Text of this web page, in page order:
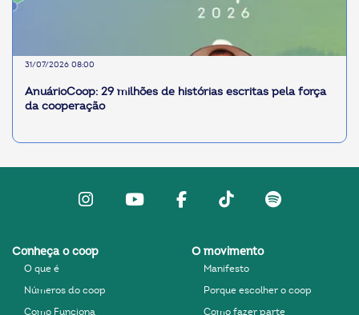
31/07/2026 08:00
AnuárioCoop: 29 milhões de histórias escritas pela força
da cooperação
InstagramYoutubefacebookTiktokSpotify
Conheça o coop
O que é
Números do coop
Como Funciona
O movimento
Manifesto
Porque escolher o coop
Como fazer parte